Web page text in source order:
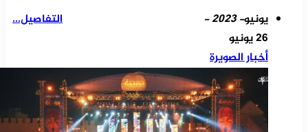
التفاصيل...
يونيو- 2023 -
26 يونيو
أخبار الصويرة